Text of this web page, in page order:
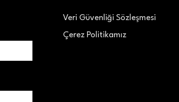
Veri Güvenliği Sözleşmesi
Çerez Politikamız